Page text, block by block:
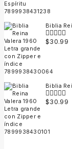
5
Biblia
0
$30.99
Biblia
0
$30.99